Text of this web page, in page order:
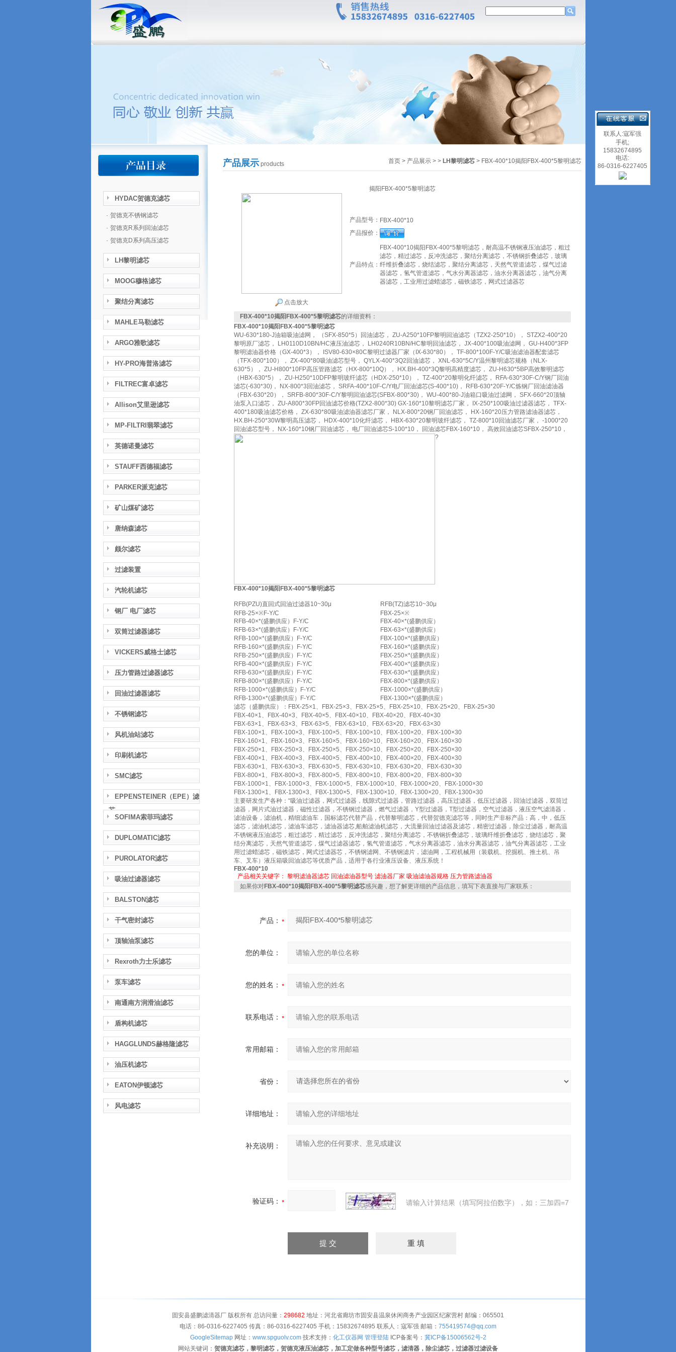
HYDAC贺德克滤芯
· 贺德克不锈钢滤芯
· 贺德克R系列回油滤芯
· 贺德克D系列高压滤芯
LH黎明滤芯
MOOG穆格滤芯
聚结分离滤芯
MAHLE马勒滤芯
ARGO雅歌滤芯
HY-PRO海普洛滤芯
FILTREC富卓滤芯
Allison艾里逊滤芯
MP-FILTRI翡翠滤芯
英德诺曼滤芯
STAUFF西德福滤芯
PARKER派克滤芯
矿山煤矿滤芯
唐纳森滤芯
颇尔滤芯
过滤装置
汽轮机滤芯
钢厂 电厂滤芯
双筒过滤器滤芯
VICKERS威格士滤芯
压力管路过滤器滤芯
回油过滤器滤芯
不锈钢滤芯
风机油站滤芯
印刷机滤芯
SMC滤芯
EPPENSTEINER（EPE）滤
芯
SOFIMA索菲玛滤芯
DUPLOMATIC滤芯
PUROLATOR滤芯
吸油过滤器滤芯
BALSTON滤芯
干气密封滤芯
顶轴油泵滤芯
Rexroth力士乐滤芯
泵车滤芯
南通南方润滑油滤芯
盾构机滤芯
HAGGLUNDS赫格隆滤芯
油压机滤芯
EATON伊顿滤芯
风电滤芯
产品展示 products 首页 > 产品展示 > > LH黎明滤芯 > FBX-400*10揭阳FBX-400*5黎明滤芯
揭阳FBX-400*5黎明滤芯
点击放大
产品型号： FBX-400*10
产品报价：
产品特点：
FBX-400*10揭阳FBX-400*5黎明滤芯，耐高温不锈钢液压油滤芯，粗过
滤芯，精过滤芯，反冲洗滤芯，聚结分离滤芯，不锈钢折叠滤芯，玻璃
纤维折叠滤芯，烧结滤芯，聚结分离滤芯，天然气管道滤芯，煤气过滤
器滤芯，氢气管道滤芯，气水分离器滤芯，油水分离器滤芯，油气分离
器滤芯，工业用过滤蜡滤芯，磁铁滤芯，网式过滤器芯
FBX-400*10揭阳FBX-400*5黎明滤芯的详细资料：
FBX-400*10揭阳FBX-400*5黎明滤芯
WU-630*180-J油箱吸油滤网， （SFX-850*5）回油滤芯， ZU-A250*10FP黎明回油滤芯（TZX2-250*10）， STZX2-400*20
黎明原厂滤芯， LH0110D10BN/HC液压油滤芯， LH0240R10BN/HC黎明回油滤芯， JX-400*100吸油滤网， GU-H400*3FP
黎明滤油器价格（GX-400*3）， ISV80-630×80C黎明过滤器厂家（IX-630*80）， TF-800*100F-Y/C吸油滤油器配套滤芯
（TFX-800*100）， ZX-400*80吸油滤芯型号， QYLX-400*3Q2回油滤芯， XNL-630*5C/Y温州黎明滤芯规格（NLX-
630*5）， ZU-H800*10FP高压管路滤芯（HX-800*10Q）， HX.BH-400*3Q黎明高精度滤芯， ZU-H630*5BP高效黎明滤芯
（HBX-630*5）， ZU-H250*10DFP黎明玻纤滤芯（HDX-250*10）， TZ-400*20黎明化纤滤芯， RFA-630*30F-C/Y钢厂回油
滤芯(-630*30)， NX-800*3回油滤芯， SRFA-400*10F-C/Y电厂回油滤芯(S-400*10)， RFB-630*20F-Y/C炼钢厂回油滤油器
（FBX-630*20）， SRFB-800*30F-C/Y黎明回油滤芯(SFBX-800*30)， WU-400*80-J油箱口吸油过滤网， SFX-660*20顶轴
油泵入口滤芯， ZU-A800*30FP回油滤芯价格(TZX2-800*30) GX-160*10黎明滤芯厂家， IX-250*100吸油过滤器滤芯， TFX-
400*180吸油滤芯价格， ZX-630*80吸油滤油器滤芯厂家， NLX-800*20钢厂回油滤芯， HX-160*20压力管路滤油器滤芯，
HX.BH-250*30W黎明高压滤芯， HDX-400*10化纤滤芯， HBX-630*20黎明玻纤滤芯， TZ-800*10回油滤芯厂家， -1000*20
回油滤芯型号， NX-160*10钢厂回油滤芯， 电厂回油滤芯S-100*10， 回油滤芯FBX-160*10， 高效回油滤芯SFBX-250*10，
?
FBX-400*10揭阳FBX-400*5黎明滤芯
RFB(PZU)直回式回油过滤器10~30μ
RFB(TZ)滤芯10~30μ
RFB-25×※F-Y/C
FBX-25×※
RFB-40×*(盛鹏供应）F-Y/C
FBX-40×*(盛鹏供应）
RFB-63×*(盛鹏供应）F-Y/C
FBX-63×*(盛鹏供应）
RFB-100×*(盛鹏供应）F-Y/C
FBX-100×*(盛鹏供应）
RFB-160×*(盛鹏供应）F-Y/C
FBX-160×*(盛鹏供应）
RFB-250×*(盛鹏供应）F-Y/C
FBX-250×*(盛鹏供应）
RFB-400×*(盛鹏供应）F-Y/C
FBX-400×*(盛鹏供应）
RFB-630×*(盛鹏供应）F-Y/C
FBX-630×*(盛鹏供应）
RFB-800×*(盛鹏供应）F-Y/C
FBX-800×*(盛鹏供应）
RFB-1000×*(盛鹏供应）F-Y/C
FBX-1000×*(盛鹏供应）
RFB-1300×*(盛鹏供应）F-Y/C
FBX-1300×*(盛鹏供应）
滤芯（盛鹏供应）：FBX-25×1、FBX-25×3、FBX-25×5、FBX-25×10、FBX-25×20、FBX-25×30
FBX-40×1、FBX-40×3、FBX-40×5、FBX-40×10、FBX-40×20、FBX-40×30
FBX-63×1、FBX-63×3、FBX-63×5、FBX-63×10、FBX-63×20、FBX-63×30
FBX-100×1、FBX-100×3、FBX-100×5、FBX-100×10、FBX-100×20、FBX-100×30
FBX-160×1、FBX-160×3、FBX-160×5、FBX-160×10、FBX-160×20、FBX-160×30
FBX-250×1、FBX-250×3、FBX-250×5、FBX-250×10、FBX-250×20、FBX-250×30
FBX-400×1、FBX-400×3、FBX-400×5、FBX-400×10、FBX-400×20、FBX-400×30
FBX-630×1、FBX-630×3、FBX-630×5、FBX-630×10、FBX-630×20、FBX-630×30
FBX-800×1、FBX-800×3、FBX-800×5、FBX-800×10、FBX-800×20、FBX-800×30
FBX-1000×1、FBX-1000×3、FBX-1000×5、FBX-1000×10、FBX-1000×20、FBX-1000×30
FBX-1300×1、FBX-1300×3、FBX-1300×5、FBX-1300×10、FBX-1300×20、FBX-1300×30
主要研发生产各种：“吸油过滤器，网式过滤器，线隙式过滤器，管路过滤器，高压过滤器，低压过滤器，回油过滤器，双筒过
滤器，网片式油过滤器，磁性过滤器，不锈钢过滤器，燃气过滤器，Y型过滤器，T型过滤器，空气过滤器，液压空气滤清器，
滤油设备，滤油机，精细滤油车，国标滤芯代替产品，代替黎明滤芯，代替贺德克滤芯等，同时生产非标产品：高，中，低压
滤芯，滤油机滤芯，滤油车滤芯，滤油器滤芯,船舶滤油机滤芯，大流量回油过滤器及滤芯，精密过滤器，除尘过滤器，耐高温
不锈钢液压油滤芯，粗过滤芯，精过滤芯，反冲洗滤芯，聚结分离滤芯，不锈钢折叠滤芯，玻璃纤维折叠滤芯，烧结滤芯，聚
结分离滤芯，天然气管道滤芯，煤气过滤器滤芯，氢气管道滤芯，气水分离器滤芯，油水分离器滤芯，油气分离器滤芯，工业
用过滤蜡滤芯，磁铁滤芯，网式过滤器芯，不锈钢滤网、不锈钢滤片，滤油网，工程机械用（装载机、挖掘机、推土机、吊
车、叉车）液压箱吸回油滤芯等优质产品，适用于各行业液压设备、液压系统！
FBX-400*10
产品相关关键字： 黎明滤油器滤芯 回油滤油器型号 滤油器厂家 吸油滤油器规格 压力管路滤油器
如果你对FBX-400*10揭阳FBX-400*5黎明滤芯感兴趣，想了解更详细的产品信息，填写下表直接与厂家联系：
产品：
您的单位：
您的姓名：
联系电话：
常用邮箱：
省份：
详细地址：
补充说明：
验证码： 请输入计算结果（填写阿拉伯数字），如：三加四=7
固安县盛鹏滤清器厂 版权所有 总访问量： 298682 地址：河北省廊坊市固安县温泉休闲商务产业园区纪家营村 邮编：065501
电话：86-0316-6227405 传真：86-0316-6227405 手机：15832674895 联系人：寇军强 邮箱： 755419574@qq.com
GoogleSitemap网址： www.spguolv.com技术支持： 化工仪器网 管理登陆ICP备案号： 冀ICP备15006562号-2
网站关键词： 贺德克滤芯，黎明滤芯，贺德克液压油滤芯，加工定做各种型号滤芯，滤清器，除尘滤芯，过滤器过滤设备
联系人:寇军强
手机;
15832674895
电话:
86-0316-6227405